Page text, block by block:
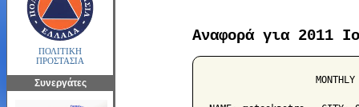
ΠΟΛΙΤΙΚΗ
ΠΡΟΣΤΑΣΙΑ
Συνεργάτες
Αναφορά για 2011